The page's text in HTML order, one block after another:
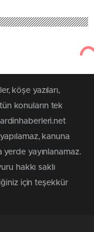
köşe yazıları,
konuların tek
kanuna
yerde yayınlanamaz.
hakkı saklı
için teşekkür